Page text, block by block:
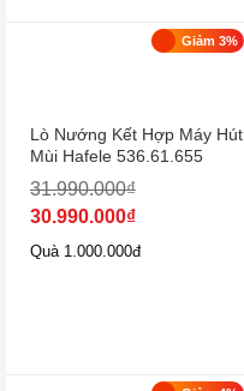
Giảm 3%
Lò Nướng Kết Hợp Máy Hút
Mùi Hafele 536.61.655
31.990.000₫
30.990.000₫
Quà 1.000.000đ